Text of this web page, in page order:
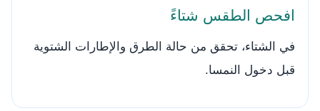
افحص الطقس شتاءً
في الشتاء، تحقق من حالة الطرق والإطارات الشتوية
قبل دخول النمسا.